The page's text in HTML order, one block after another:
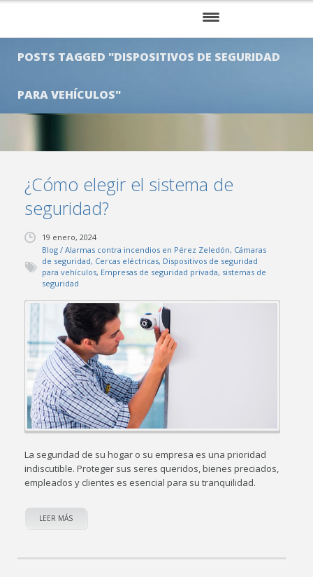
INICIO
SERVICIOS
CLIENTES
BLOG
CONTÁCTENOS
POSTS TAGGED "DISPOSITIVOS DE SEGURIDAD
PARA VEHÍCULOS"
¿Cómo elegir el sistema de
seguridad?
19 enero, 2024
Blog /Alarmas contra incendios en Pérez Zeledón, Cámaras
de seguridad, Cercas eléctricas, Dispositivos de seguridad
para vehículos, Empresas de seguridad privada, sistemas de
seguridad
La seguridad de su hogar o su empresa es una prioridad
indiscutible. Proteger sus seres queridos, bienes preciados,
empleados y clientes es esencial para su tranquilidad.
LEER MÁS